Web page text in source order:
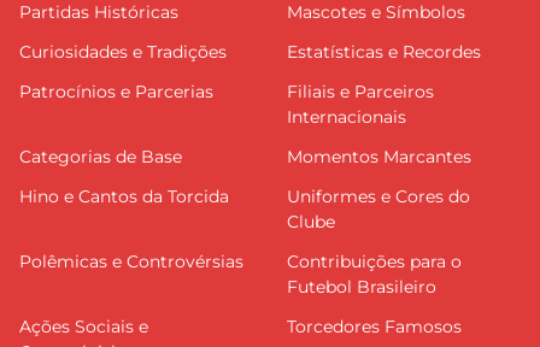
Partidas Históricas
Mascotes e Símbolos
Curiosidades e Tradições
Estatísticas e Recordes
Patrocínios e Parcerias
Filiais e Parceiros
Internacionais
Categorias de Base
Momentos Marcantes
Hino e Cantos da Torcida
Uniformes e Cores do
Clube
Polêmicas e Controvérsias
Contribuições para o
Futebol Brasileiro
Ações Sociais e
Torcedores Famosos